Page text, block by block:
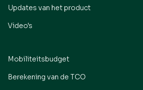
Updates van het product
Video's
Mobiliteitsbudget
Berekening van de TCO